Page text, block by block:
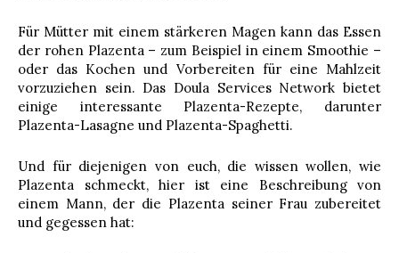
Für Mütter mit einem stärkeren Magen kann das Essen
der rohen Plazenta – zum Beispiel in einem Smoothie –
oder das Kochen und Vorbereiten für eine Mahlzeit
vorzuziehen sein. Das Doula Services Network bietet
einige interessante Plazenta-Rezepte, darunter
Plazenta-Lasagne und Plazenta-Spaghetti.
Und für diejenigen von euch, die wissen wollen, wie
Plazenta schmeckt, hier ist eine Beschreibung von
einem Mann, der die Plazenta seiner Frau zubereitet
und gegessen hat: